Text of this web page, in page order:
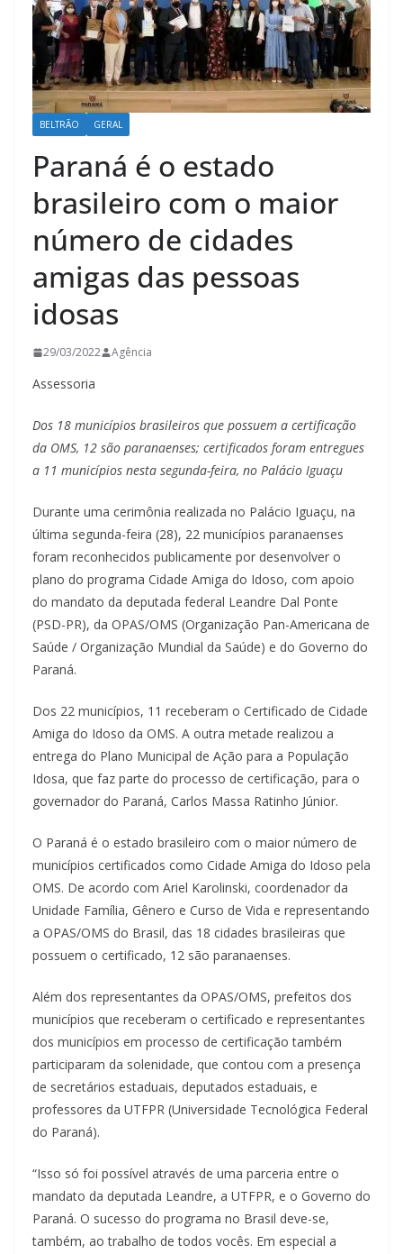
BELTRÃO GERAL
Paraná é o estado
brasileiro com o maior
número de cidades
amigas das pessoas
idosas
29/03/2022 Agência
Assessoria
Dos 18 municípios brasileiros que possuem a certificação
da OMS, 12 são paranaenses; certificados foram entregues
a 11 municípios nesta segunda-feira, no Palácio Iguaçu
Durante uma cerimônia realizada no Palácio Iguaçu, na
última segunda-feira (28), 22 municípios paranaenses
foram reconhecidos publicamente por desenvolver o
plano do programa Cidade Amiga do Idoso, com apoio
do mandato da deputada federal Leandre Dal Ponte
(PSD-PR), da OPAS/OMS (Organização Pan-Americana de
Saúde / Organização Mundial da Saúde) e do Governo do
Paraná.
Dos 22 municípios, 11 receberam o Certificado de Cidade
Amiga do Idoso da OMS. A outra metade realizou a
entrega do Plano Municipal de Ação para a População
Idosa, que faz parte do processo de certificação, para o
governador do Paraná, Carlos Massa Ratinho Júnior.
O Paraná é o estado brasileiro com o maior número de
municípios certificados como Cidade Amiga do Idoso pela
OMS. De acordo com Ariel Karolinski, coordenador da
Unidade Família, Gênero e Curso de Vida e representando
a OPAS/OMS do Brasil, das 18 cidades brasileiras que
possuem o certificado, 12 são paranaenses.
Além dos representantes da OPAS/OMS, prefeitos dos
municípios que receberam o certificado e representantes
dos municípios em processo de certificação também
participaram da solenidade, que contou com a presença
de secretários estaduais, deputados estaduais, e
professores da UTFPR (Universidade Tecnológica Federal
do Paraná).
“Isso só foi possível através de uma parceria entre o
mandato da deputada Leandre, a UTFPR, e o Governo do
Paraná. O sucesso do programa no Brasil deve-se,
também, ao trabalho de todos vocês. Em especial a